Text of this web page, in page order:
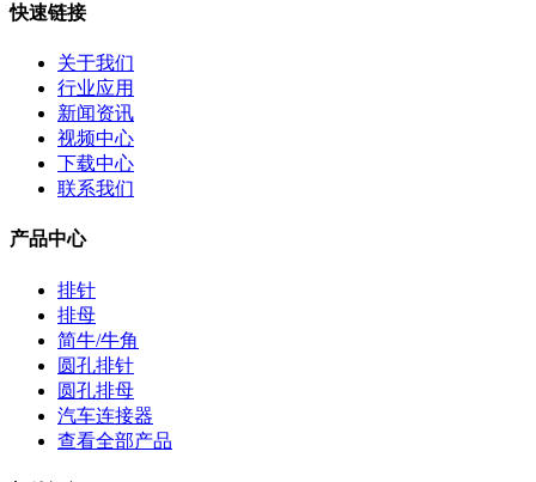
快速链接
关于我们
行业应用
新闻资讯
视频中心
下载中心
联系我们
产品中心
排针
排母
简牛/牛角
圆孔排针
圆孔排母
汽车连接器
查看全部产品